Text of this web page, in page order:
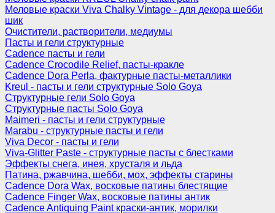
Меловые краски Viva Chalky Vintage - для декора шебби
шик
Очистители, растворители, медиумы
Пасты и гели структурные
Cadence пасты и гели
Cadence Crocodile Relief, пасты-кракле
Cadence Dora Perla, фактурные пасты-металлики
Kreul - пасты и гели структурные Solo Goya
Структурные гели Solo Goya
Структурные пасты Solo Goya
Maimeri - пасты и гели структурные
Marabu - структурные пасты и гели
Viva Decor - пасты и гели
Viva-Glitter Paste - структурные пасты с блестками
Эффекты снега, инея, хрусталя и льда
Патина, ржавчина, шебби, мох, эффекты старины
Cadence Dora Wax, восковые патины блестящие
Cadence Finger Wax, восковые патины антик
Сadence Antiquing Paint краски-антик, морилки